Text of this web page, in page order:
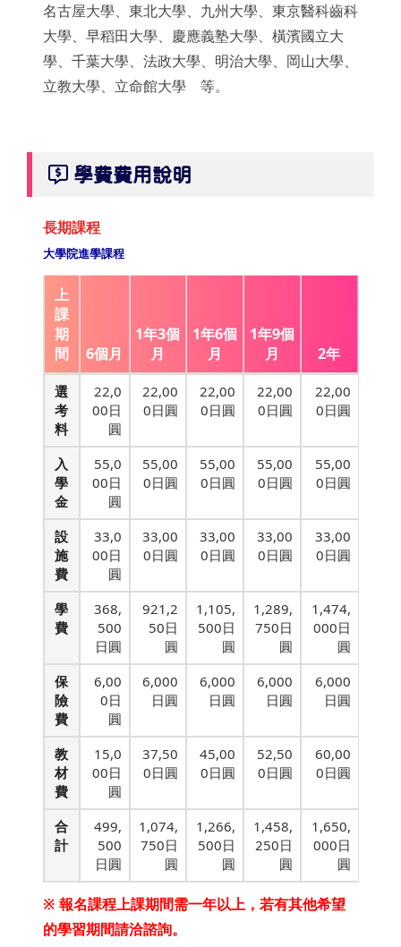
名古屋大學、東北大學、九州大學、東京醫科齒科
大學、早稻田大學、慶應義塾大學、橫濱國立大
學、千葉大學、法政大學、明治大學、岡山大學、
立教大學、立命館大學 等。
學費費用說明
長期課程
大學院進學課程
上
課
期
間
6個月
1年3個
月
1年6個
月
1年9個
月
2年
選
考
料
22,0
00日
圓
22,00
0日圓
22,00
0日圓
22,00
0日圓
22,00
0日圓
入
學
金
55,0
00日
圓
55,00
0日圓
55,00
0日圓
55,00
0日圓
55,00
0日圓
設
施
費
33,0
00日
圓
33,00
0日圓
33,00
0日圓
33,00
0日圓
33,00
0日圓
學
費
368,
500
日圓
921,2
50日
圓
1,105,
500日
圓
1,289,
750日
圓
1,474,
000日
圓
保
險
費
6,00
0日
圓
6,000
日圓
6,000
日圓
6,000
日圓
6,000
日圓
教
材
費
15,0
00日
圓
37,50
0日圓
45,00
0日圓
52,50
0日圓
60,00
0日圓
合
計
499,
500
日圓
1,074,
750日
圓
1,266,
500日
圓
1,458,
250日
圓
1,650,
000日
圓
※ 報名課程上課期間需一年以上，若有其他希望
的學習期間請洽諮詢。